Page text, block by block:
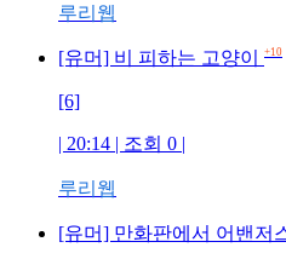
루리웹
[유머] 비 피하는 고양이 +10
[6]
| 20:14 | 조회 0 |
루리웹
[유머] 만화판에서 어밴저